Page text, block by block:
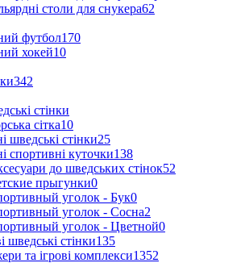
столи для снукера62
футбол170
хокей10
342
стінки
сітка10
шведські стінки25
спортивні куточки138
до шведських стінок52
прыгунки0
уголок - Бук0
уголок - Сосна2
уголок - Цветной0
шведські стінки135
та ігрові комплекси1352